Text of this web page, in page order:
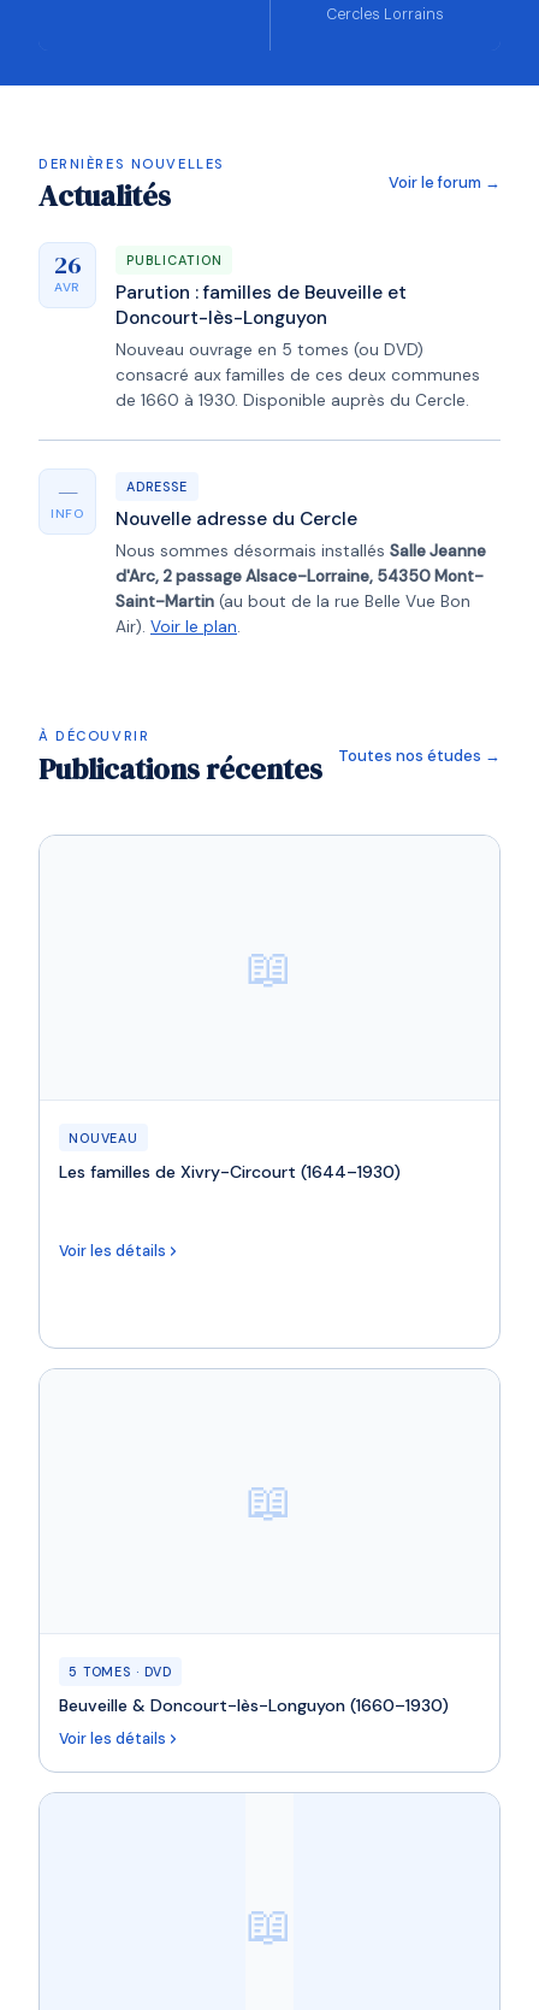
Cercles Lorrains
DERNIÈRES NOUVELLES
Actualités Voir le forum →
26
AVR
PUBLICATION
Parution : familles de Beuveille et
Doncourt-lès-Longuyon
Nouveau ouvrage en 5 tomes (ou DVD)
consacré aux familles de ces deux communes
de 1660 à 1930. Disponible auprès du Cercle.
—
INFO
ADRESSE
Nouvelle adresse du Cercle
Nous sommes désormais installés Salle Jeanne
d'Arc, 2 passage Alsace-Lorraine, 54350 Mont-
Saint-Martin (au bout de la rue Belle Vue Bon
Air). Voir le plan.
À DÉCOUVRIR
Publications récentes Toutes nos études →
📖
NOUVEAU
Les familles de Xivry-Circourt (1644–1930)
Voir les détails
📖
5 TOMES · DVD
Beuveille & Doncourt-lès-Longuyon (1660–1930)
Voir les détails
📖